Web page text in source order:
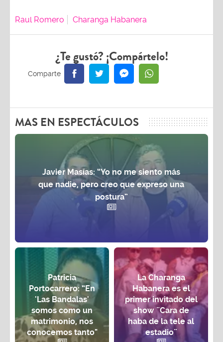
Raul Romero Charanga Habanera
¿Te gustó? ¡Compártelo!
MAS EN ESPECTÁCULOS
Javier Masías: “Yo no me siento más
que nadie, pero creo que expreso una
postura”
Patricia
Portocarrero: “En
'Las Bandalas'
somos como un
matrimonio, nos
conocemos tanto"
La Charanga
Habanera es el
primer invitado del
show ¨Cara de
haba de la tele al
estadio¨